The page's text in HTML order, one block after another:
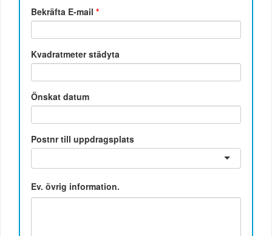
Bekräfta E-mail*
Kvadratmeter städyta
Önskat datum
Postnr till uppdragsplats
Ev. övrig information.